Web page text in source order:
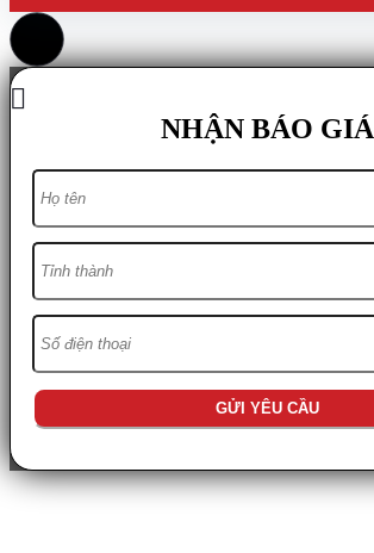
NHẬN BÁO GIÁ